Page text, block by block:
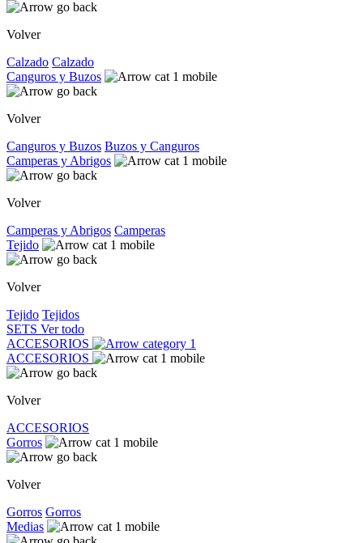
Volver
Calzado Calzado
Canguros y Buzos
Volver
Canguros y Buzos Buzos y Canguros
Camperas y Abrigos
Volver
Camperas y Abrigos Camperas
Tejido
Volver
Tejido Tejidos
SETS Ver todo
ACCESORIOS
ACCESORIOS
Volver
ACCESORIOS
Gorros
Volver
Gorros Gorros
Medias